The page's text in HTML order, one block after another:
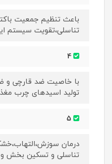
باعث تنظیم جمعیت
تناسلی،تقویت سیستم
با خاصیت ضد قارچی و
تولید اسیدهای چرب
درمان
تناسلی و تسکین بخش و